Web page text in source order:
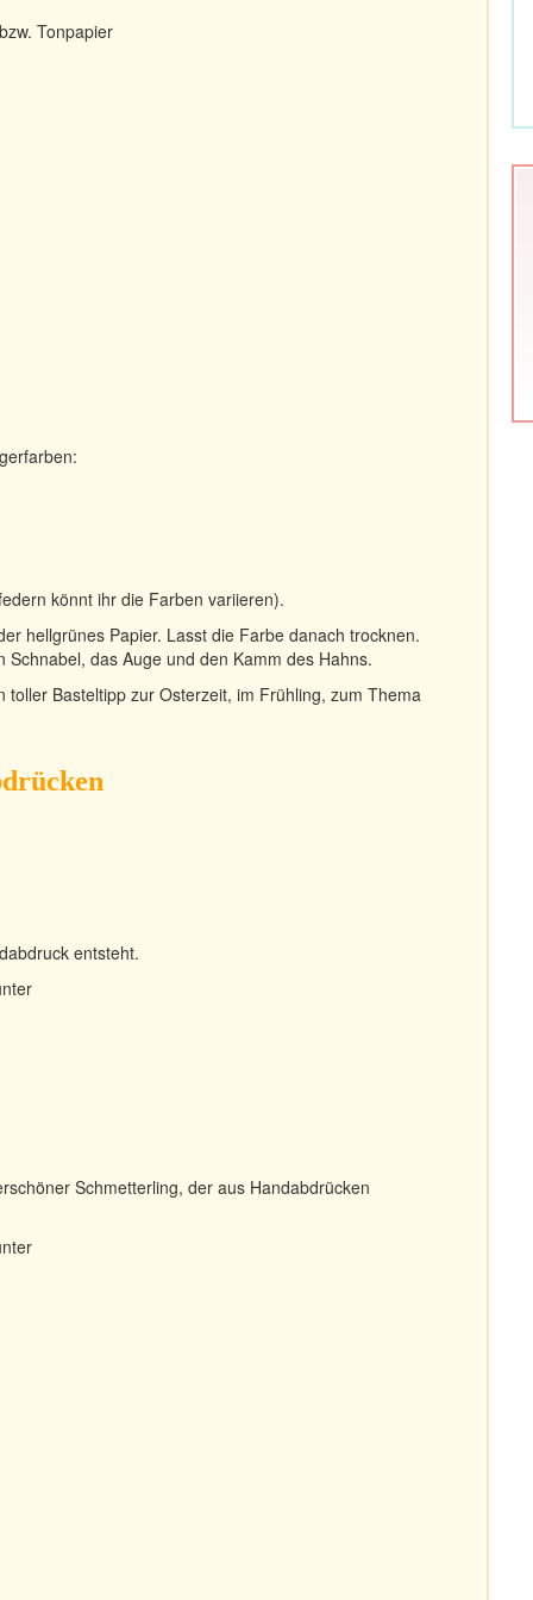
Tonpapier
könnt ihr die Farben variieren).
hellgrünes Papier. Lasst die Farbe danach trocknen.
das Auge und den Kamm des Hahns.
Basteltipp zur Osterzeit, im Frühling, zum Thema
entsteht.
Schmetterling, der aus Handabdrücken